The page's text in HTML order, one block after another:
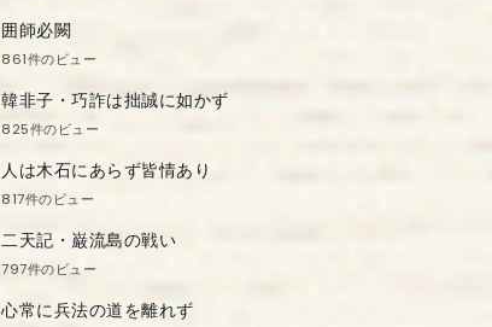
囲師必闕
861件のビュー
韓非子・巧詐は拙誠に如かず
825件のビュー
人は木石にあらず皆情あり
817件のビュー
二天記・巌流島の戦い
797件のビュー
心常に兵法の道を離れず